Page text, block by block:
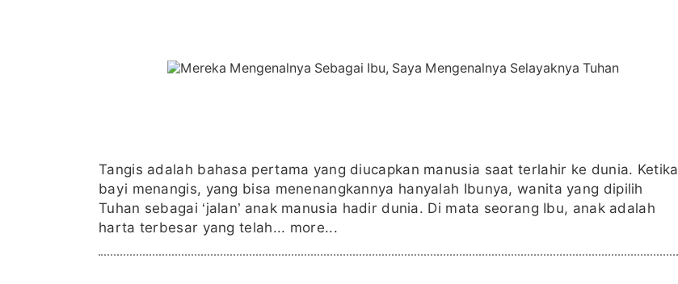
Tangis adalah bahasa pertama yang diucapkan manusia saat terlahir ke dunia. Ketika
bayi menangis, yang bisa menenangkannya hanyalah Ibunya, wanita yang dipilih
Tuhan sebagai ‘jalan’ anak manusia hadir dunia. Di mata seorang Ibu, anak adalah
harta terbesar yang telah... more...